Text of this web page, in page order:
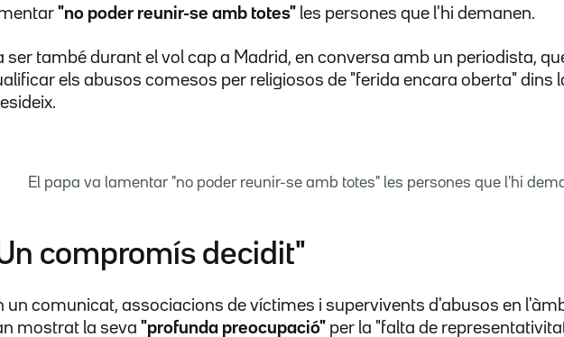
"no poder reunir-se amb totes" les persones que l'hi demanen.
ser també durant el vol cap a Madrid, en conversa amb un periodista,
els abusos comesos per religiosos de "ferida encara oberta" dins
El papa va lamentar "no poder reunir-se amb totes" les persones que l'hi
compromís decidit"
un comunicat, associacions de víctimes i supervivents d'abusos en
mostrat la seva "profunda preocupació" per la "falta de